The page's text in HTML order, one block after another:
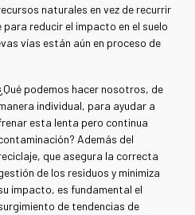
naturales en vez de recurrir
reducir el impacto en el suelo
vías están aún en proceso de
podemos hacer nosotros, de
individual, para ayudar a
esta lenta pero continua
Además del
que asegura la correcta
de los residuos y minimiza
impacto, es fundamental el
de tendencias de